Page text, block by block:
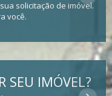
solicitação de imóvel.
você.
SEU IMÓVEL?